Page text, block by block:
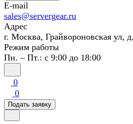
E-mail
sales@servergear.ru
Адрес
г. Москва, Грайвороновская ул,
Режим работы
Пн. – Пт.: с 9:00 до 18:00
0
0
Подать заявку